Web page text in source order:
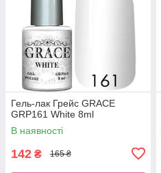
Гель-лак Грейс GRACE
GRP161 White 8ml
В наявності
142 ₴ 165 ₴